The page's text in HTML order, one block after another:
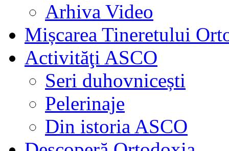
Arhiva Video
Mișcarea Tineretului
Activităţi ASCO
Seri duhovnicești
Pelerinaje
Din istoria ASCO